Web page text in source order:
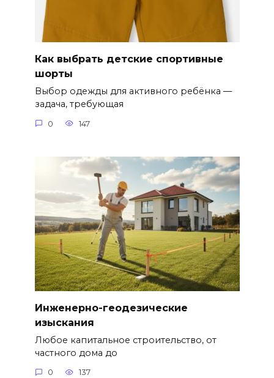
Как выбрать детские спортивные
шорты
Выбор одежды для активного ребёнка —
задача, требующая
0 147
Инженерно-геодезические
изыскания
Любое капитальное строительство, от
частного дома до
0 137